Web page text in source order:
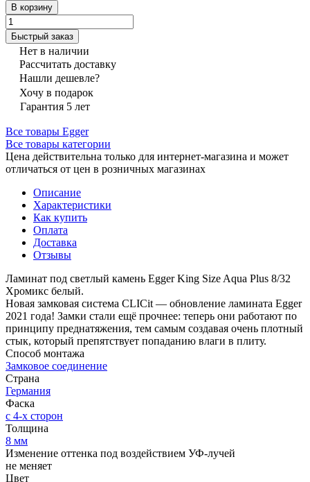
В корзину
Быстрый заказ
Нет в наличии
Рассчитать доставку
Нашли дешевле?
Хочу в подарок
Гарантия 5 лет
Все товары Egger
Все товары категории
Цена действительна только для интернет-магазина и может
отличаться от цен в розничных магазинах
Описание
Характеристики
Как купить
Оплата
Доставка
Отзывы
Ламинат под светлый камень Egger King Size Aqua Plus 8/32
Хромикс белый.
Новая замковая система CLICit — обновление ламината Egger
2021 года! Замки стали ещё прочнее: теперь они работают по
принципу преднатяжения, тем самым создавая очень плотный
стык, который препятствует попаданию влаги в плиту.
Способ монтажа
Замковое соединение
Страна
Германия
Фаска
с 4-х сторон
Толщина
8 мм
Изменение оттенка под воздействием УФ-лучей
не меняет
Цвет